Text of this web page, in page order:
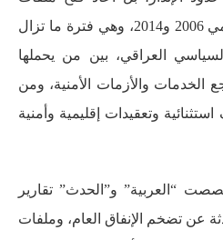
مرحلة حكم المالكي بين عامي 2006 و2014، وهي فترة ما تزال
العراقي، بين من يحملها
الخدمات والأزمات الأمنية، ومن
وتعقيدات إقليمية وأمنية
“العربية” و”الحدث” تقارير
عن تضخم الإنفاق العام، وملفات